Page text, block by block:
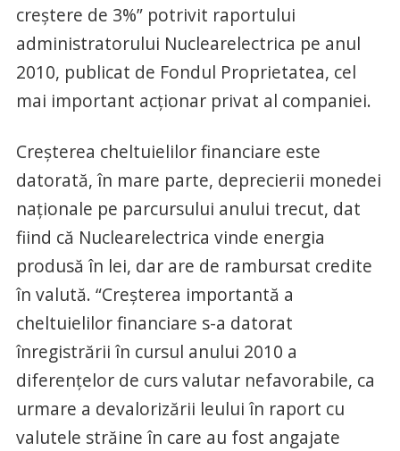
creştere de 3%” potrivit raportului
administratorului Nuclearelectrica pe anul
2010, publicat de Fondul Proprietatea, cel
mai important acţionar privat al companiei.
Creşterea cheltuielilor financiare este
datorată, în mare parte, deprecierii monedei
naţionale pe parcursului anului trecut, dat
fiind că Nuclearelectrica vinde energia
produsă în lei, dar are de rambursat credite
în valută. “Creşterea importantă a
cheltuielilor financiare s-a datorat
înregistrării în cursul anului 2010 a
diferenţelor de curs valutar nefavorabile, ca
urmare a devalorizării leului în raport cu
valutele străine în care au fost angajate